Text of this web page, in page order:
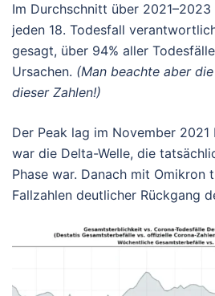
Im Durchschnitt über
jeden 18. Todesfall
gesagt, über 94% aller
Ursachen. (Man beachte aber
dieser Zahlen!)
Der Peak lag im November
war die Delta-Welle, die
Phase war. Danach mit
Fallzahlen deutlicher Rückgang